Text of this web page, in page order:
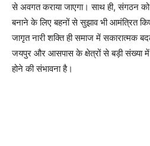
से अवगत कराया जाएगा। साथ ही, संगठन
बनाने के लिए बहनों से सुझाव भी आमंत्रित
जागृत नारी शक्ति ही समाज में सकारात्मक
जयपुर और आसपास के क्षेत्रों से बड़ी संख्या
होने की संभावना है।